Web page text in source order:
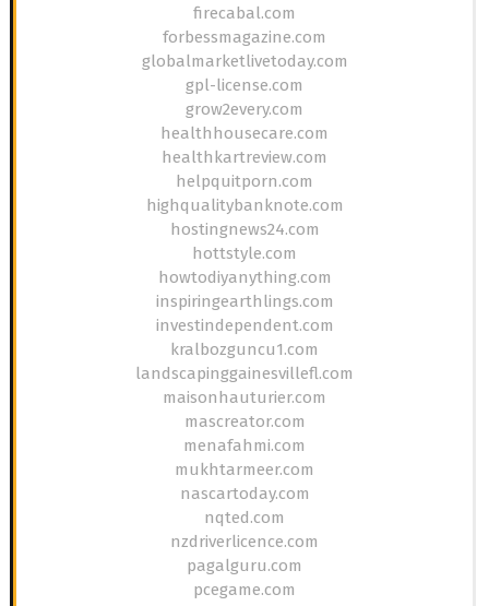
firecabal.com
forbessmagazine.com
globalmarketlivetoday.com
gpl-license.com
grow2every.com
healthhousecare.com
healthkartreview.com
helpquitporn.com
highqualitybanknote.com
hostingnews24.com
hottstyle.com
howtodiyanything.com
inspiringearthlings.com
investindependent.com
kralbozguncu1.com
landscapinggainesvillefl.com
maisonhauturier.com
mascreator.com
menafahmi.com
mukhtarmeer.com
nascartoday.com
nqted.com
nzdriverlicence.com
pagalguru.com
pcegame.com